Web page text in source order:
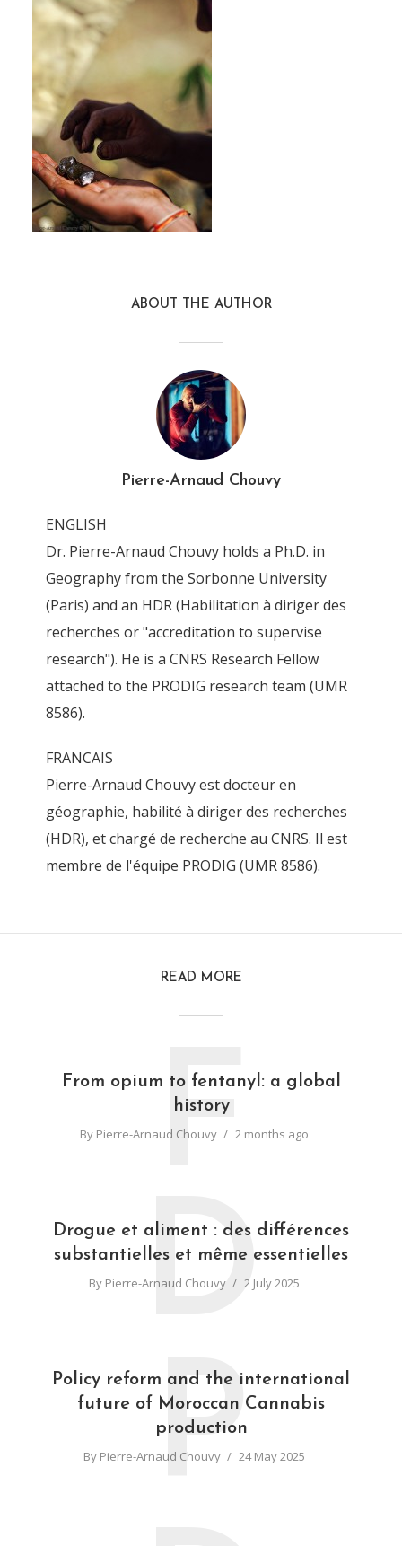
4T6Z0143_DxO
Pierre-Arnaud Chouvy 13 April 2016
ABOUT THE AUTHOR
Pierre-Arnaud Chouvy
ENGLISH
Dr. Pierre-Arnaud Chouvy holds a Ph.D. in
Geography from the Sorbonne University
(Paris) and an HDR (Habilitation à diriger des
recherches or "accreditation to supervise
research"). He is a CNRS Research Fellow
attached to the PRODIG research team (UMR
8586).
FRANCAIS
Pierre-Arnaud Chouvy est docteur en
géographie, habilité à diriger des recherches
(HDR), et chargé de recherche au CNRS. Il est
membre de l'équipe PRODIG (UMR 8586).
READ MORE
From opium to fentanyl: a global
history
By Pierre-Arnaud Chouvy 2 months ago
F
Drogue et aliment : des différences
substantielles et même essentielles
By Pierre-Arnaud Chouvy 2 July 2025
D
Policy reform and the international
future of Moroccan Cannabis
production
By Pierre-Arnaud Chouvy 24 May 2025
P